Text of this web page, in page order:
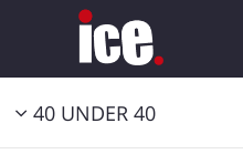
40 UNDER 40